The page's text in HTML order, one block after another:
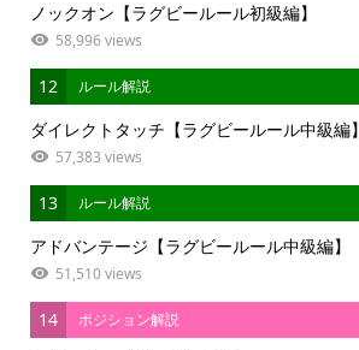
ノックオン【ラグビールール初級編】
58,996 views
12 ルール解説
ダイレクトタッチ【ラグビールール中級編】
57,383 views
13 ルール解説
アドバンテージ【ラグビールール中級編】
51,510 views
14 ポジション解説